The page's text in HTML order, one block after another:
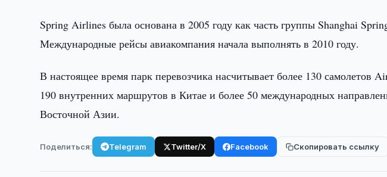
Spring Airlines была основана в 2005 году как часть группы Shanghai
Международные рейсы авиакомпания начала выполнять в 2010 году.
В настоящее время парк перевозчика насчитывает более 130 самолетов
190 внутренних маршрутов в Китае и более 50 международных
Восточной Азии.
Поделиться: Telegram Twitter/X Facebook Скопировать ссылку